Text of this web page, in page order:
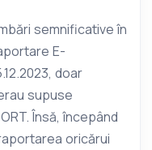
semnificative în
E-
doar
supuse
Însă, începând
oricărui